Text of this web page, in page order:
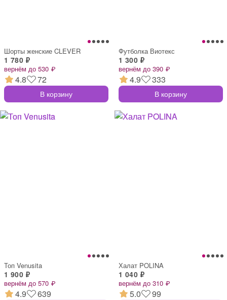
Шорты женские CLEVER
1 780 ₽
вернём до 530 ₽
4.8 72
В корзину
Футболка Виотекс
1 300 ₽
вернём до 390 ₽
4.9 333
В корзину
Топ Venusita
1 900 ₽
вернём до 570 ₽
4.9 639
Халат POLINA
1 040 ₽
вернём до 310 ₽
5.0 99